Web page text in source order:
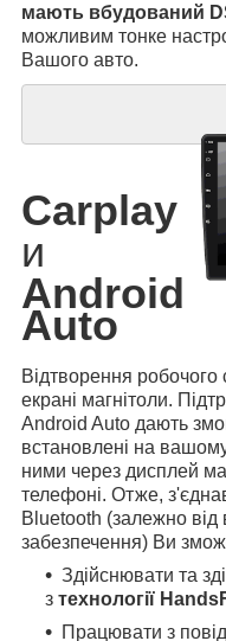
мають вбудований
можливим тонке
Вашого авто.
Carplay
и
Android
Auto
Відтворення
екрані магнітоли.
Android Auto дають
встановлені на
ними через дисплей
телефоні. Отже,
Bluetooth (залежно від
забезпечення) Ви
Здійснювати та
з технології
Працювати з